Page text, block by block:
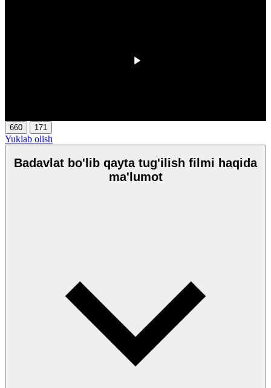
660 171
Yuklab olish
Badavlat bo'lib qayta tug'ilish filmi haqida
ma'lumot